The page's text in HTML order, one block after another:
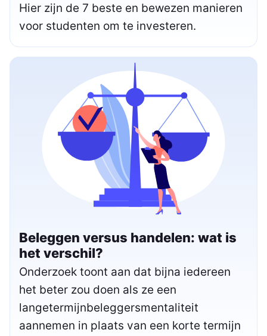
Hier zijn de 7 beste en bewezen manieren
voor studenten om te investeren.
Beleggen versus handelen: wat is
het verschil?
Onderzoek toont aan dat bijna iedereen
het beter zou doen als ze een
langetermijnbeleggersmentaliteit
aannemen in plaats van een korte termijn